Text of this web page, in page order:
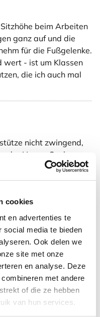
cookies
en advertenties te
social media te bieden
Ook delen we
site met onze
en analyse. Deze
met andere
of die ze hebben
van hun services.
beim Arbeiten
ganz auf und die
für die Fußgelenke.
wert - ist um Klassen
die ich auch mal
nicht zwingend,
der HumanScale zu
man die Füße
die Durchblutung
verarbeitet. Für
mit